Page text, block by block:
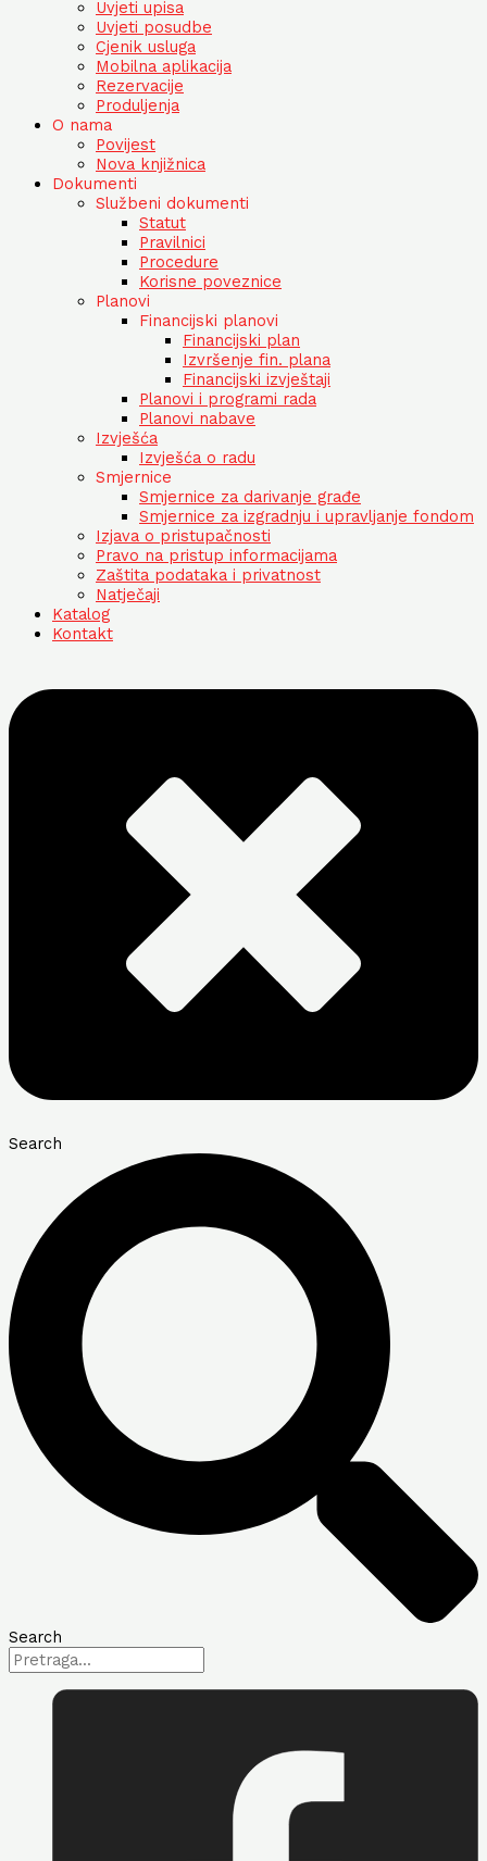
Uvjeti upisa
Uvjeti posudbe
Cjenik usluga
Mobilna aplikacija
Rezervacije
Produljenja
O nama
Povijest
Nova knjižnica
Dokumenti
Službeni dokumenti
Statut
Pravilnici
Procedure
Korisne poveznice
Planovi
Financijski planovi
Financijski plan
Izvršenje fin. plana
Financijski izvještaji
Planovi i programi rada
Planovi nabave
Izvješća
Izvješća o radu
Smjernice
Smjernice za darivanje građe
Smjernice za izgradnju i upravljanje fondom
Izjava o pristupačnosti
Pravo na pristup informacijama
Zaštita podataka i privatnost
Natječaji
Katalog
Kontakt
Search
Search